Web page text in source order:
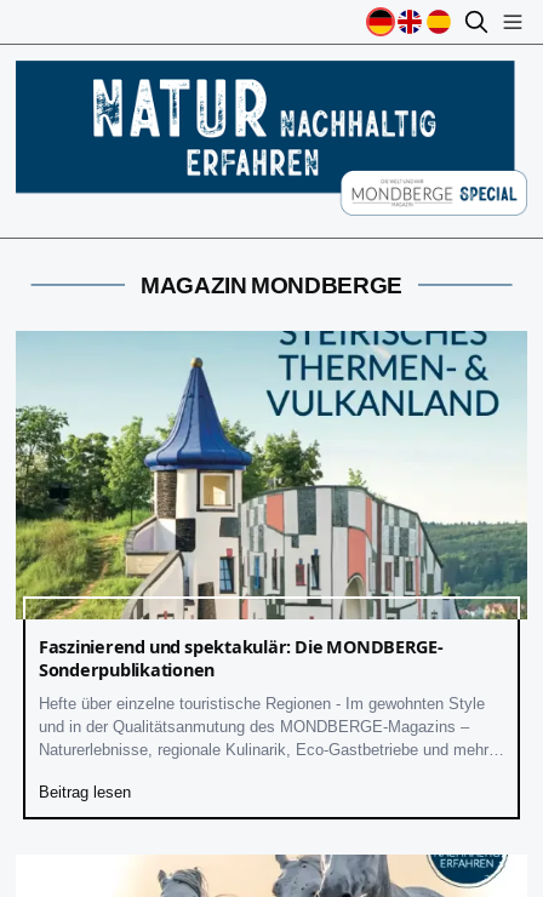
MAGAZIN MONDBERGE
Faszinierend und spektakulär: Die MONDBERGE-
Sonderpublikationen
Hefte über einzelne touristische Regionen - Im gewohnten Style
und in der Qualitätsanmutung des MONDBERGE-Magazins –
Naturerlebnisse, regionale Kulinarik, Eco-Gastbetriebe und mehr
Beitrag lesen